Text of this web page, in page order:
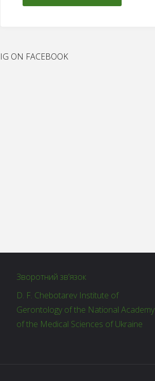
IG ON FACEBOOK
Зворотний зв’язок
D. F. Chebotarev Institute of
Gerontology of the National Academy
of the Medical Sciences of Ukraine